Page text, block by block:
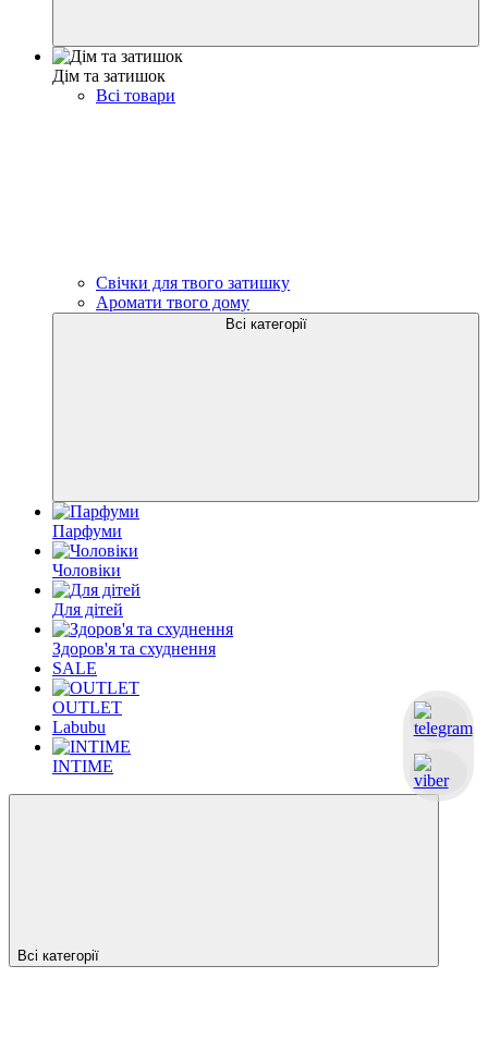
Дім та затишок
Всі товари
Свічки для твого затишку
Аромати твого дому
Всі категорії
Парфуми
Чоловіки
Для дітей
Здоров'я та схуднення
SALE
OUTLET
Labubu
INTIME
Всі категорії